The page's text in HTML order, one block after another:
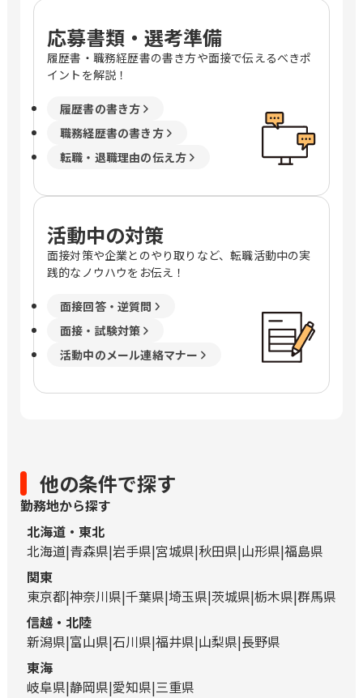
応募書類・選考準備
履歴書・職務経歴書の書き方や面接で伝えるべきポ
イントを解説！
履歴書の書き方
職務経歴書の書き方
転職・退職理由の伝え方
活動中の対策
面接対策や企業とのやり取りなど、転職活動中の実
践的なノウハウをお伝え！
面接回答・逆質問
面接・試験対策
活動中のメール連絡マナー
他の条件で探す
勤務地から探す
北海道・東北
北海道 青森県 岩手県 宮城県 秋田県 山形県 福島県
関東
東京都 神奈川県 千葉県 埼玉県 茨城県 栃木県 群馬県
信越・北陸
新潟県 富山県 石川県 福井県 山梨県 長野県
東海
岐阜県 静岡県 愛知県 三重県